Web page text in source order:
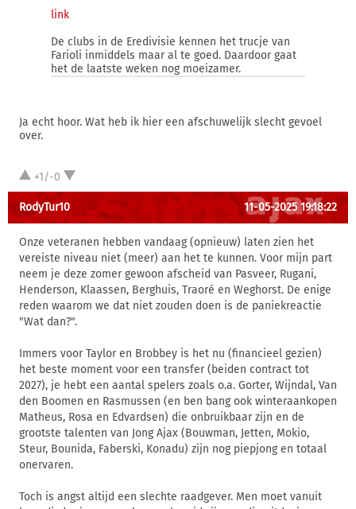
link
De clubs in de Eredivisie kennen het trucje van
Farioli inmiddels maar al te goed. Daardoor gaat
het de laatste weken nog moeizamer.
Ja echt hoor. Wat heb ik hier een afschuwelijk slecht gevoel
over.
+1/-0
RodyTur10 11-05-2025 19:18:22
Onze veteranen hebben vandaag (opnieuw) laten zien het
vereiste niveau niet (meer) aan het te kunnen. Voor mijn part
neem je deze zomer gewoon afscheid van Pasveer, Rugani,
Henderson, Klaassen, Berghuis, Traoré en Weghorst. De enige
reden waarom we dat niet zouden doen is de paniekreactie
"Wat dan?".
Immers voor Taylor en Brobbey is het nu (financieel gezien)
het beste moment voor een transfer (beiden contract tot
2027), je hebt een aantal spelers zoals o.a. Gorter, Wijndal, Van
den Boomen en Rasmussen (en ben bang ook winteraankopen
Matheus, Rosa en Edvardsen) die onbruikbaar zijn en de
grootste talenten van Jong Ajax (Bouwman, Jetten, Mokio,
Steur, Bounida, Faberski, Konadu) zijn nog piepjong en totaal
onervaren.
Toch is angst altijd een slechte raadgever. Men moet vanuit